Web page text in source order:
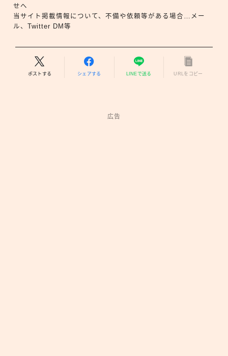
せへ
当サイト掲載情報について、不備や依頼等がある場合…メー
ル、Twitter DM等
ポストする シェアする LINEで送る URLをコピー
広告